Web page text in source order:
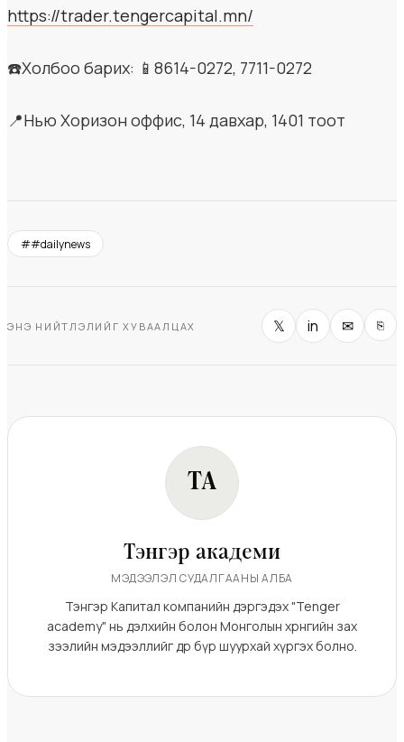
https://trader.tengercapital.mn/
☎️Холбоо барих: 📱8614-0272, 7711-0272
📍Нью Хоризон оффис, 14 давхар, 1401 тоот
##dailynews
ЭНЭ НИЙТЛЭЛИЙГ ХУВААЛЦАХ 𝕏 in ✉ ⎘
ТА
Тэнгэр академи
МЭДЭЭЛЭЛ СУДАЛГААНЫ АЛБА
Тэнгэр Капитал компанийн дэргэдэх "Tenger
academy" нь дэлхийн болон Монголын хөрөнгийн зах
зээлийн мэдээллийг өдөр бүр шуурхай хүргэх болно.